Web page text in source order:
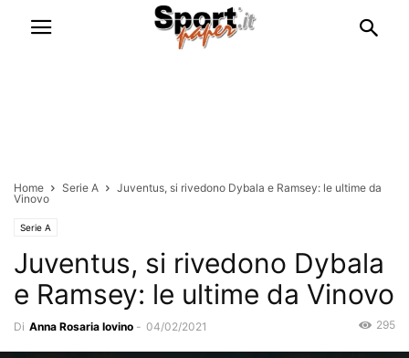
Home Serie A
Juventus, si rivedono Dybala e Ramsey: le ultime da
Vinovo
Serie A
Juventus, si rivedono Dybala
e Ramsey: le ultime da Vinovo
Di Anna Rosaria Iovino - 04/02/2021 295